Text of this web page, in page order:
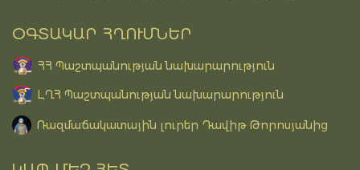
ՕԳՏԱԿԱՐ ՀՂՈՒՄՆԵՐ
ՀՀ Պաշտպանության նախարարություն
ԼՂՀ Պաշտպանության նախարարություն
Ռազմաճակատային լուրեր Դավիթ Թորոսյանից